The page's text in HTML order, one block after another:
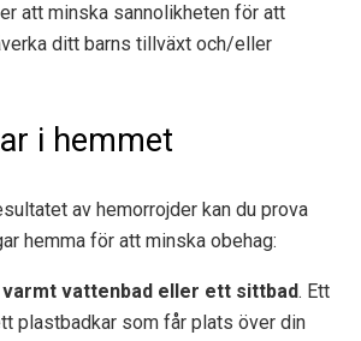
att minska sannolikheten för att
ditt barns tillväxt och/eller
i hemmet
av hemorrojder kan du prova
hemma för att minska obehag:
vattenbad eller ett sittbad. Ett
plastbadkar som får plats över din